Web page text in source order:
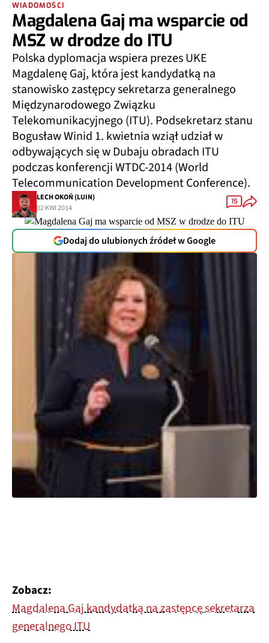
WIADOMOŚCI
Magdalena Gaj ma wsparcie od
MSZ w drodze do ITU
Polska dyplomacja wspiera prezes UKE
Magdalenę Gaj, która jest kandydatką na
stanowisko zastępcy sekretarza generalnego
Międzynarodowego Związku
Telekomunikacyjnego (ITU). Podsekretarz stanu
Bogusław Winid 1. kwietnia wziął udział w
odbywających się w Dubaju obradach ITU
podczas konferencji WTDC-2014 (World
Telecommunication Development Conference).
LECH OKOŃ (LUIN)
02 KWI 2014
15
Dodaj do ulubionych źródeł w Google
Zobacz:
Magdalena Gaj kandydatką na zastępcę sekretarza
generalnego ITU